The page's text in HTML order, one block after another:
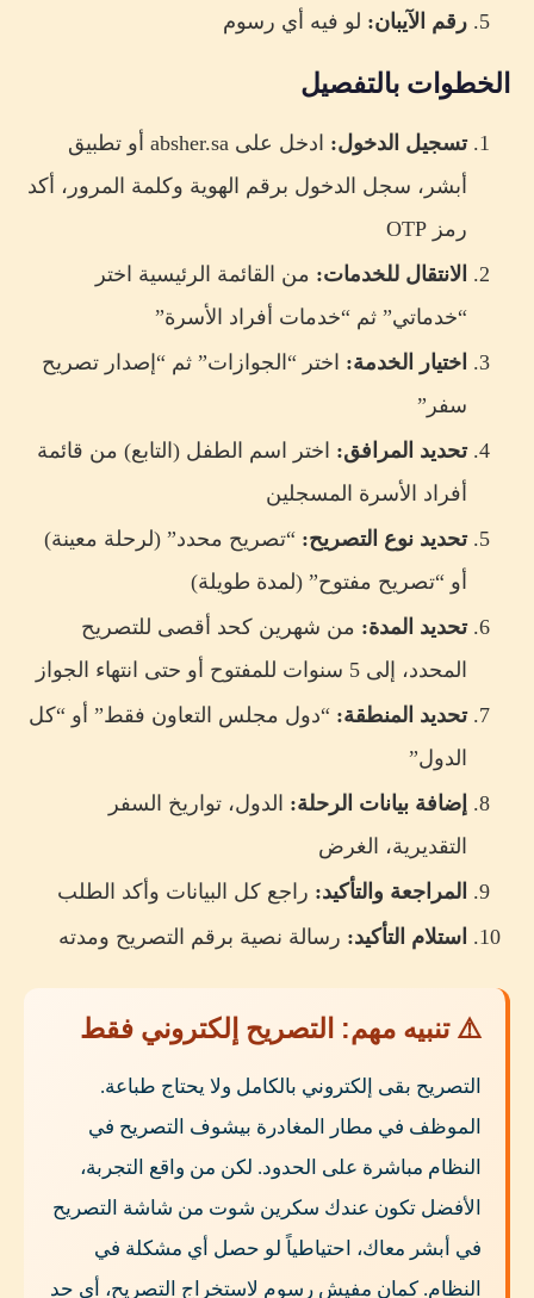
رقم الآيبان: لو فيه أي رسوم
الخطوات بالتفصيل
تسجيل الدخول:
ادخل على absher.sa أو تطبيق
أبشر، سجل الدخول برقم الهوية وكلمة المرور، أكد
رمز OTP
الانتقال للخدمات: من القائمة الرئيسية اختر
“خدماتي” ثم “خدمات أفراد الأسرة”
اختيار الخدمة: اختر “الجوازات” ثم “إصدار تصريح
سفر”
تحديد المرافق: اختر اسم الطفل (التابع) من قائمة
أفراد الأسرة المسجلين
تحديد نوع التصريح: “تصريح محدد” (لرحلة معينة)
أو “تصريح مفتوح” (لمدة طويلة)
تحديد المدة: من شهرين كحد أقصى للتصريح
المحدد، إلى 5 سنوات للمفتوح أو حتى انتهاء الجواز
تحديد المنطقة: “دول مجلس التعاون فقط” أو “كل
الدول”
إضافة بيانات الرحلة: الدول، تواريخ السفر
التقديرية، الغرض
المراجعة والتأكيد: راجع كل البيانات وأكد الطلب
استلام التأكيد: رسالة نصية برقم التصريح ومدته
⚠️ تنبيه مهم: التصريح إلكتروني فقط
التصريح بقى إلكتروني بالكامل ولا يحتاج طباعة.
الموظف في مطار المغادرة بيشوف التصريح في
النظام مباشرة على الحدود. لكن من واقع التجربة،
الأفضل تكون عندك سكرين شوت من شاشة التصريح
في أبشر معاك، احتياطياً لو حصل أي مشكلة في
النظام. كمان مفيش رسوم لاستخراج التصريح، أي حد